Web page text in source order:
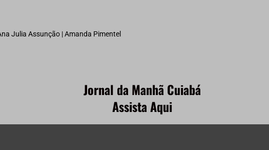
Julia Assunção | Amanda Pimentel
Jornal da Manhã Cuiabá
Assista Aqui